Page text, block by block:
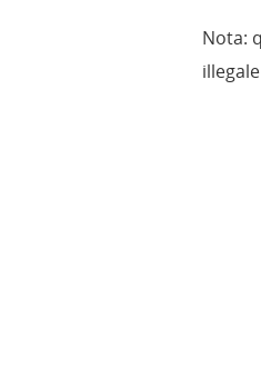
Nota: